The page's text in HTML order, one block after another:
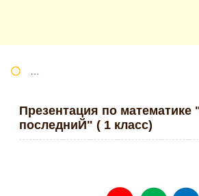
Презентация по
последниЙ" ( 1 класс)